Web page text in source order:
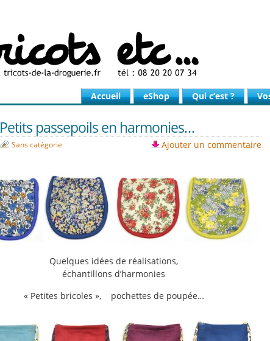
Accueil eShop Qui c’est ?
Petits passepoils en harmonies…
Sans catégorie Ajouter un commentaire
Quelques idées de réalisations,
échantillons d’harmonies
« Petites bricoles », pochettes de poupée…